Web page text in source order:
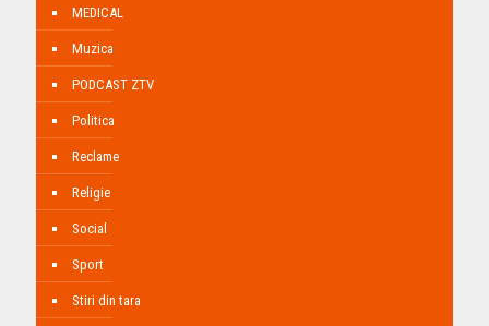
MEDICAL
Muzica
PODCAST ZTV
Politica
Reclame
Religie
Social
Sport
Stiri din tara